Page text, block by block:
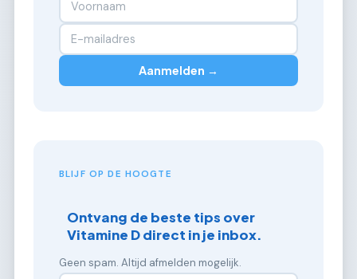
Aanmelden →
BLIJF OP DE HOOGTE
Ontvang de beste tips over
Vitamine D direct in je inbox.
Geen spam. Altijd afmelden mogelijk.